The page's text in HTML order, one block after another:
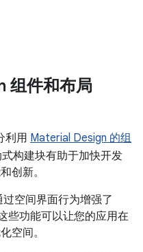
组件和布局
利用 Material Design 的组
构建块有助于加快开发
创新。
过空间界面行为增强了
些功能可以让您的应用在
空间。